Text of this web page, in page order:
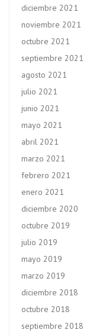
diciembre 2021
noviembre 2021
octubre 2021
septiembre 2021
agosto 2021
julio 2021
junio 2021
mayo 2021
abril 2021
marzo 2021
febrero 2021
enero 2021
diciembre 2020
octubre 2019
julio 2019
mayo 2019
marzo 2019
diciembre 2018
octubre 2018
septiembre 2018